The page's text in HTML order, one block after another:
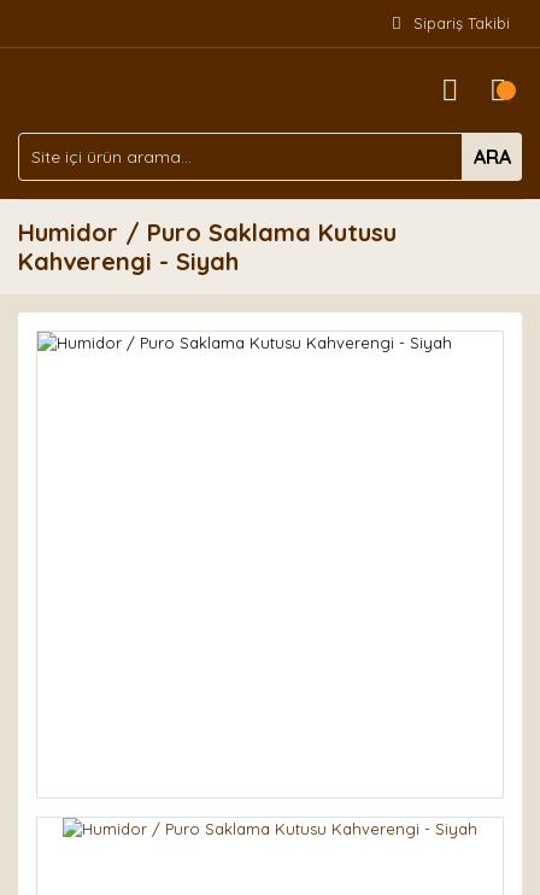
Sipariş Takibi
ARA
Humidor / Puro Saklama Kutusu
Kahverengi - Siyah